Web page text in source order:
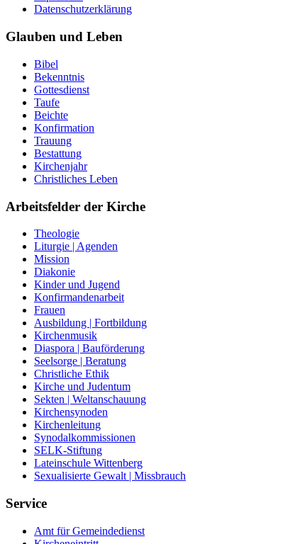
Datenschutzerklärung
Glauben und Leben
Bibel
Bekenntnis
Gottesdienst
Taufe
Beichte
Konfirmation
Trauung
Bestattung
Kirchenjahr
Christliches Leben
Arbeitsfelder der Kirche
Theologie
Liturgie | Agenden
Mission
Diakonie
Kinder und Jugend
Konfirmandenarbeit
Frauen
Ausbildung | Fortbildung
Kirchenmusik
Diaspora | Bauförderung
Seelsorge | Beratung
Christliche Ethik
Kirche und Judentum
Sekten | Weltanschauung
Kirchensynoden
Kirchenleitung
Synodalkommissionen
SELK-Stiftung
Lateinschule Wittenberg
Sexualisierte Gewalt | Missbrauch
Service
Amt für Gemeindedienst